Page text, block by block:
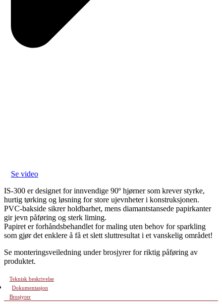
Se video
IS-300 er designet for innvendige 90º hjørner som krever styrke,
hurtig tørking og løsning for store ujevnheter i konstruksjonen.
PVC-bakside sikrer holdbarhet, mens diamantstansede papirkanter
gir jevn påføring og sterk liming.
Papiret er forhåndsbehandlet for maling uten behov for sparkling
som gjør det enklere å få et slett sluttresultat i et vanskelig området!
Se monteringsveiledning under brosjyrer for riktig påføring av
produktet.
Teknisk beskrivelse
Dokumentasjon
Brosjyrer